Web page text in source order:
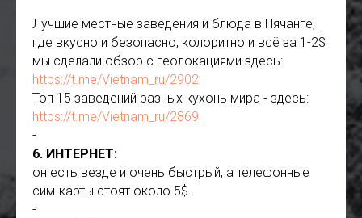
Лучшие местные заведения и блюда в Нячанге,
где вкусно и безопасно, колоритно и всё за 1-2$
мы сделали обзор с геолокациями здесь:
https://t.me/Vietnam_ru/2902
Топ 15 заведений разных кухонь мира - здесь:
https://t.me/Vietnam_ru/2869
-
6. ИНТЕРНЕТ:
он есть везде и очень быстрый, а телефонные
сим-карты стоят около 5$.
-